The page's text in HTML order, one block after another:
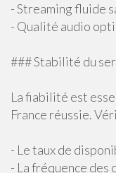
- Streaming fluide
- Qualité audio
### Stabilité du
La fiabilité est
France réussie.
- Le taux de
- La fréquence des